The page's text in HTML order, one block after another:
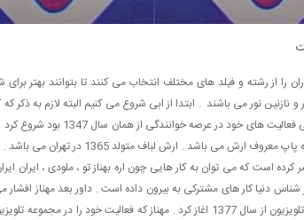
را از رشته و فیلد های مختلف انتخاب می کنند تا بتوانند بهتر
و نازنین نور می باشند . ابتدا از ابی شروع می کنیم البته لازم به
کرده است که می توان به کار هایی چون اره بهناز تو ، ملودی ،
او فعالیت خود را در سینما و تلویزیون از سال 1377 اغاز کرد . مهناز که